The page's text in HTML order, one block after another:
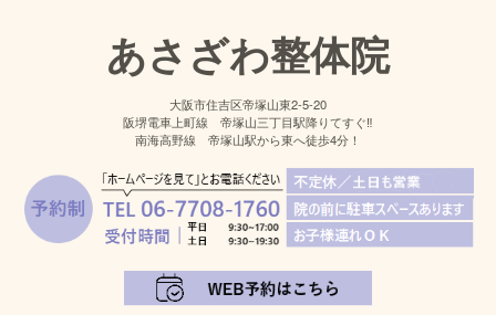
あさざわ整体院
大阪市住吉区帝塚山東2-5-20
阪堺電車上町線 帝塚山三丁目駅降りてすぐ‼
南海高野線 帝塚山駅から東へ徒歩4分！